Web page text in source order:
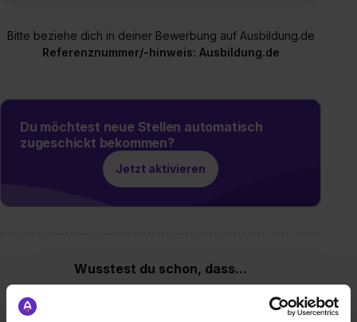
Bitte beziehe dich in deiner Bewerbung auf Ausbildung.de
Referenznummer/-hinweis: Ausbildung.de
Du möchtest neue Stellen automatisch
zugeschickt bekommen?
Jetzt aktivieren
Wusstest du schon, dass...
– wir zu den stärksten Renault- und Dacia-Händlern in
Deutschland zählen – wir Sponsor von Preußen Münster im